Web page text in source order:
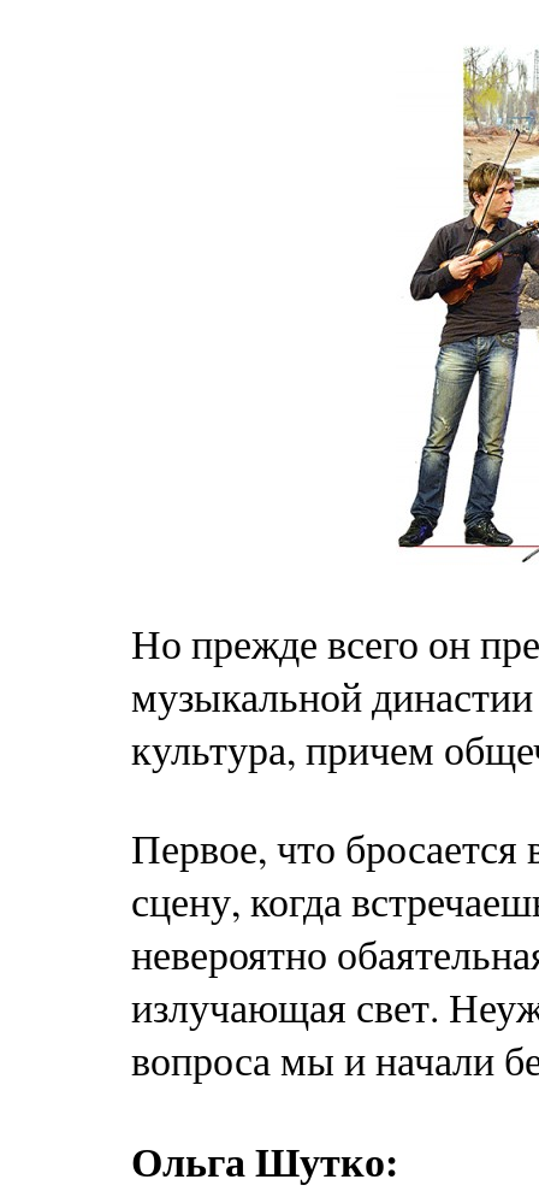
Но прежде всего он
музыкальной
культура, причем
Первое, что бросается
сцену, когда
невероятно
излучающая свет.
вопроса мы и начали
Ольга Шутко: